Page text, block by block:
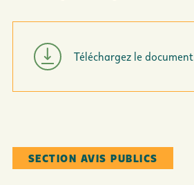
Téléchargez le document
SECTION AVIS PUBLICS